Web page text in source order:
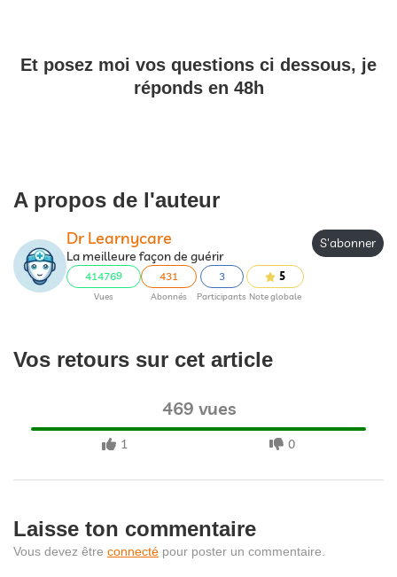
Et posez moi vos questions ci dessous, je
réponds en 48h
A propos de l'auteur
Dr Learnycare
La meilleure façon de guérir
414769
Vues
431
Abonnés
3
Participants
5
Note globale
S'abonner
Vos retours sur cet article
469 vues
1 0
Laisse ton commentaire
Vous devez être connecté pour poster un commentaire.